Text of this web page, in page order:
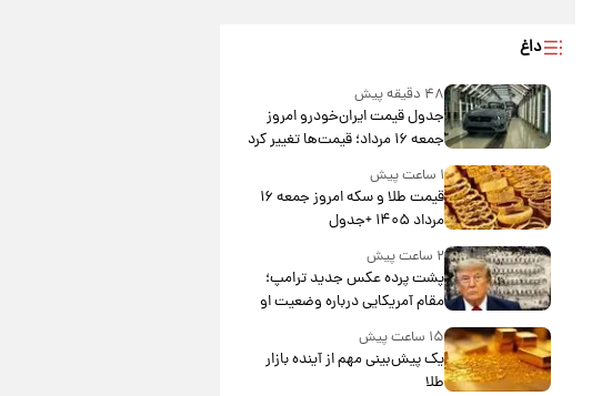
داغ
۴۸ دقیقه پیش
جدول قیمت ایران‌خودرو امروز
جمعه ۱۶ مرداد؛ قیمت‌ها تغییر کرد
۱ ساعت پیش
قیمت طلا و سکه امروز جمعه ۱۶
مرداد ۱۴۰۵ +جدول
۲ ساعت پیش
پشت پرده عکس جدید ترامپ؛
مقام آمریکایی درباره وضعیت او
چه گفت؟
۱۵ ساعت پیش
یک پیش‌بینی مهم از آینده بازار
طلا